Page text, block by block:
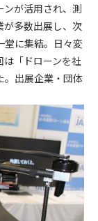
が活用され、測
が多数出展し、次
堂に集結。日々変
「ドローンを社
。出展企業・団体
場合
申込手続き処
断した場合
項の何れかに該
消すことがあり
パスワードの使
す。
譲渡、売買、
はできませ